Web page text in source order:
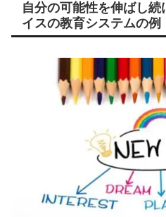
自分の可能性を伸ばし
イスの教育システムの例